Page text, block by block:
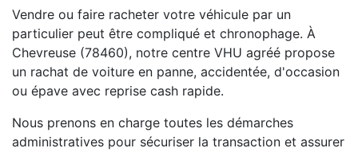
Vendre ou faire racheter votre véhicule par un
particulier peut être compliqué et chronophage. À
Chevreuse (78460), notre centre VHU agréé propose
un rachat de voiture en panne, accidentée, d'occasion
ou épave avec reprise cash rapide.
Nous prenons en charge toutes les démarches
administratives pour sécuriser la transaction et assurer